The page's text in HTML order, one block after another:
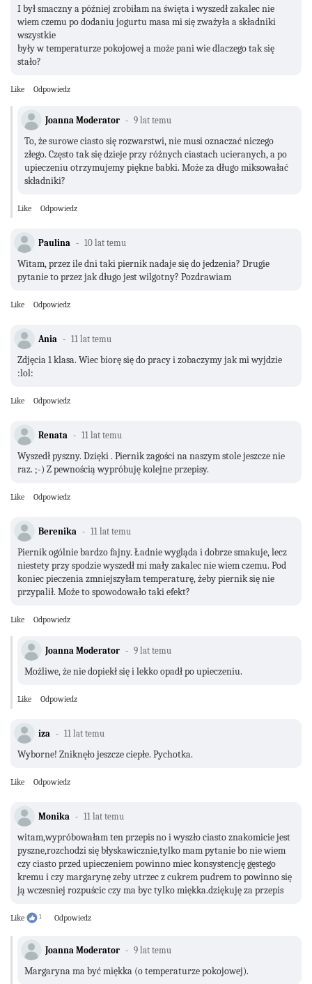
I był smaczny a później zrobiłam na święta i wyszedł zakalec nie
wiem czemu po dodaniu jogurtu masa mi się zważyła a składniki
wszystkie
były w temperaturze pokojowej a może pani wie dlaczego tak się
stało?
Like Odpowiedz
Joanna Moderator 9 lat temu
To, że surowe ciasto się rozwarstwi, nie musi oznaczać niczego
złego. Często tak się dzieje przy różnych ciastach ucieranych, a po
upieczeniu otrzymujemy piękne babki. Może za długo miksowałać
składniki?
Like Odpowiedz
Paulina 10 lat temu
Witam, przez ile dni taki piernik nadaje się do jedzenia? Drugie
pytanie to przez jak długo jest wilgotny? Pozdrawiam
Like Odpowiedz
Ania 11 lat temu
Zdjęcia 1 klasa. Wiec biorę się do pracy i zobaczymy jak mi wyjdzie
:lol:
Like Odpowiedz
Renata 11 lat temu
Wyszedł pyszny. Dzięki . Piernik zagości na naszym stole jeszcze nie
raz. ;-) Z pewnością wypróbuję kolejne przepisy.
Like Odpowiedz
Berenika 11 lat temu
Piernik ogólnie bardzo fajny. Ładnie wygląda i dobrze smakuje, lecz
niestety przy spodzie wyszedł mi mały zakalec nie wiem czemu. Pod
koniec pieczenia zmniejszyłam temperaturę, żeby piernik się nie
przypalił. Może to spowodowało taki efekt?
Like Odpowiedz
Joanna Moderator 9 lat temu
Możliwe, że nie dopiekł się i lekko opadł po upieczeniu.
Like Odpowiedz
iza 11 lat temu
Wyborne! Zniknęło jeszcze ciepłe. Pychotka.
Like Odpowiedz
Monika 11 lat temu
witam,wypróbowałam ten przepis no i wyszło ciasto znakomicie jest
pyszne,rozchodzi się błyskawicznie,tylko mam pytanie bo nie wiem
czy ciasto przed upieczeniem powinno miec konsystencję gęstego
kremu i czy margarynę zeby utrzec z cukrem pudrem to powinno się
ją wczesniej rozpuścic czy ma byc tylko miękka.dziękuję za przepis
Like 1 Odpowiedz
Joanna Moderator 9 lat temu
Margaryna ma być miękka (o temperaturze pokojowej).